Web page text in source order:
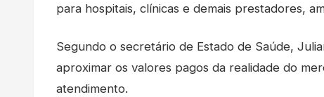
para hospitais, clínicas e demais prestadores,
Segundo o secretário de Estado de Saúde,
aproximar os valores pagos da realidade do
atendimento.